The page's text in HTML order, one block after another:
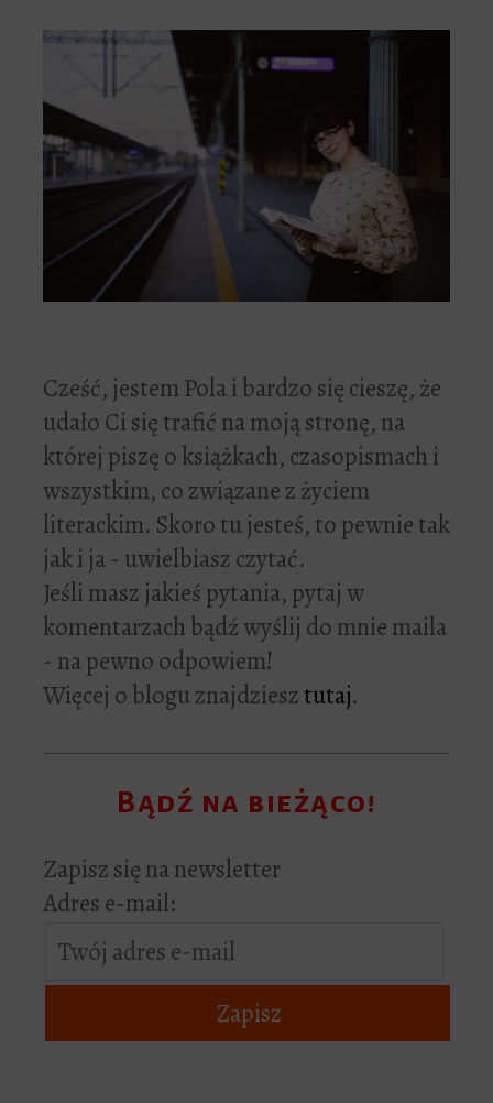
Cześć, jestem Pola i bardzo się cieszę, że
udało Ci się trafić na moją stronę, na
której piszę o książkach, czasopismach i
wszystkim, co związane z życiem
literackim. Skoro tu jesteś, to pewnie tak
jak i ja - uwielbiasz czytać.
Jeśli masz jakieś pytania, pytaj w
komentarzach bądź wyślij do mnie maila
- na pewno odpowiem!
Więcej o blogu znajdziesztutaj.
Bądź na bieżąco!
Zapisz się na newsletter
Adres e-mail: